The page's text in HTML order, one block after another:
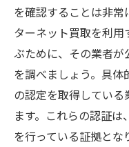
を確認することは非
ターネット買取を利
ぶために、その業者
を調べましょう。具
の認定を取得してい
ます。これらの認証
を行っている証拠とな